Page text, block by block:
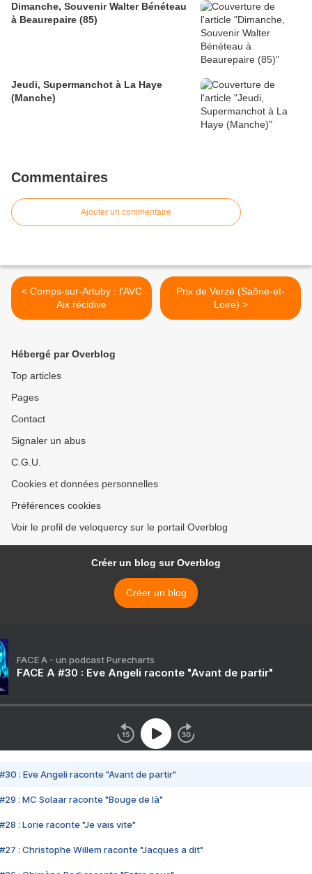
Dimanche, Souvenir Walter Bénéteau
à Beaurepaire (85)
Jeudi, Supermanchot à La Haye
(Manche)
Commentaires
Ajouter un commentaire
< Comps-sur-Artuby : l'AVC
Aix récidive
Prix de Verzé (Saône-et-
Loire) >
Hébergé par Overblog
Top articles
Pages
Contact
Signaler un abus
C.G.U.
Cookies et données personnelles
Préférences cookies
Voir le profil de veloquercy sur le portail Overblog
Créer un blog sur Overblog
Créer un blog
FACE A - un podcast Purecharts
FACE A #30 : Eve Angeli raconte "Avant de partir"
#30 : Eve Angeli raconte "Avant de partir"
#29 : MC Solaar raconte "Bouge de là"
#28 : Lorie raconte "Je vais vite"
#27 : Christophe Willem raconte "Jacques a dit"